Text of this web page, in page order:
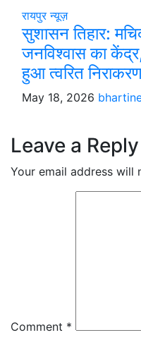
रायपुर न्यूज़
सुशासन तिहार:
जनविश्वास का
हुआ त्वरित
May 18, 2026
Leave a Reply
Your email address will
Comment *